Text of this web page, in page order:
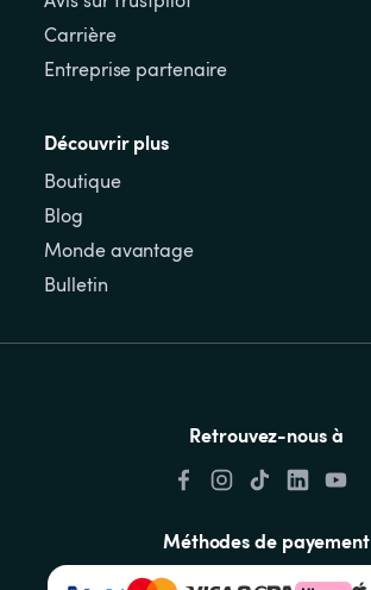
Carrière
Entreprise partenaire
Découvrir plus
Boutique
Blog
Monde avantage
Bulletin
Retrouvez-nous à
Méthodes de payement